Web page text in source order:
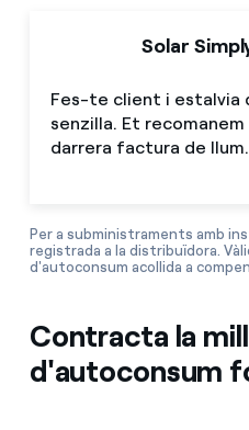
Solar
Fes-te client i estalvia
senzilla. Et
darrera factura de llum.
Per a subministraments amb
registrada a la distribuïdora.
d'autoconsum acollida a
Contracta la
d'autoconsum